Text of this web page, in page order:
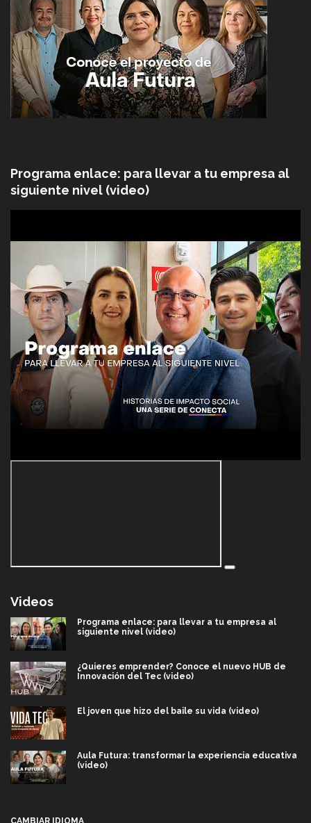
Programa enlace: para llevar a tu empresa al
siguiente nivel (video)
Videos
Programa enlace: para llevar a tu empresa al
siguiente nivel (video)
¿Quieres emprender? Conoce el nuevo HUB de
Innovación del Tec (video)
El joven que hizo del baile su vida (video)
Aula Futura: transformar la experiencia educativa
(video)
CAMBIAR IDIOMA